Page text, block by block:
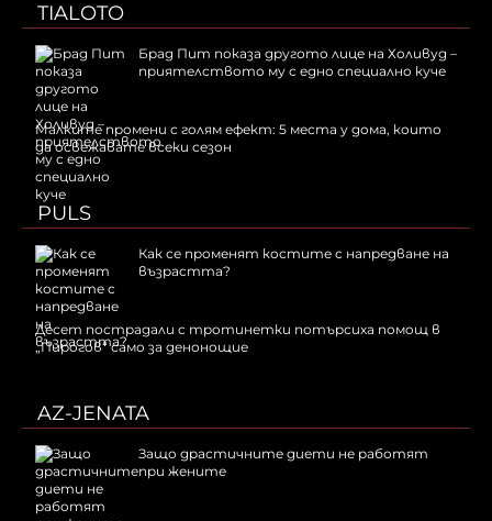
TIALOTO
Брад Пит показа другото лице на Холивуд –
приятелството му с едно специално куче
Малките промени с голям ефект: 5 места у дома, които
да освежавате всеки сезон
PULS
Как се променят костите с напредване на
възрастта?
Десет пострадали с тротинетки потърсиха помощ в
„Пирогов“ само за денонощие
AZ-JENATA
Защо драстичните диети не работят
при жените